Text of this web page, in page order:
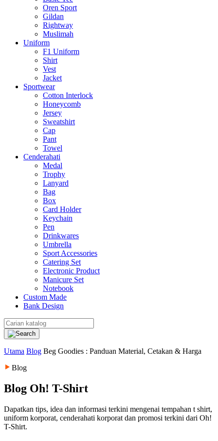
Oren Sport
Gildan
Rightway
Muslimah
Uniform
F1 Uniform
Shirt
Vest
Jacket
Sportwear
Cotton Interlock
Honeycomb
Jersey
Sweatshirt
Cap
Pant
Towel
Cenderahati
Medal
Trophy
Lanyard
Bag
Box
Card Holder
Keychain
Pen
Drinkwares
Umbrella
Sport Accessories
Catering Set
Electronic Product
Manicure Set
Notebook
Custom Made
Bank Design
Utama Blog Beg Goodies : Panduan Material, Cetakan & Harga
Blog
Blog Oh! T-Shirt
Dapatkan tips, idea dan informasi terkini mengenai tempahan t shirt,
uniform korporat, cenderahati korporat dan promosi terkini dari Oh!
T-Shirt.